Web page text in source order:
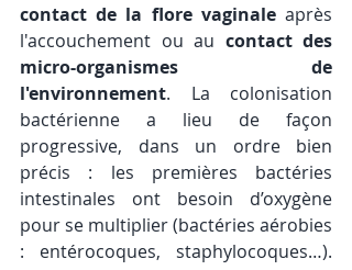
contact de la flore vaginale après
l'accouchement ou au contact des
micro-organismes de
l'environnement. La colonisation
bactérienne a lieu de façon
progressive, dans un ordre bien
précis : les premières bactéries
intestinales ont besoin d’oxygène
pour se multiplier (bactéries aérobies
: entérocoques, staphylocoques…).